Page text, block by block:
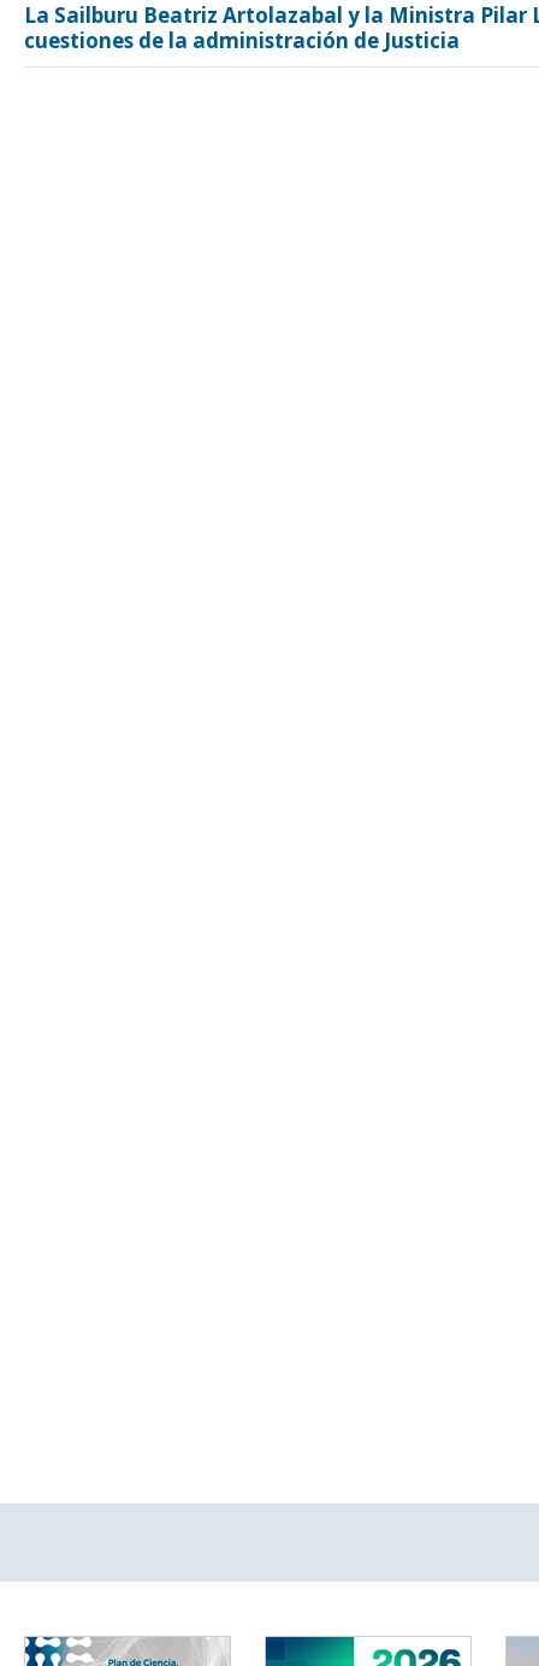
La Sailburu Beatriz Artolazabal y la Ministra Pilar
cuestiones de la administración de Justicia